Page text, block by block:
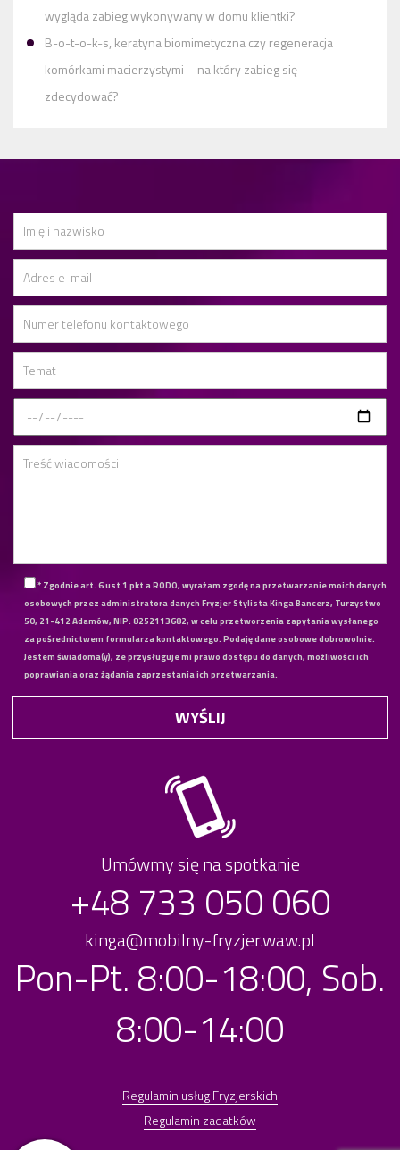
wygląda zabieg wykonywany w domu klientki?
B-o-t-o-k-s, keratyna biomimetyczna czy regeneracja
komórkami macierzystymi – na który zabieg się
zdecydować?
* Zgodnie art. 6 ust 1 pkt a RODO, wyrażam zgodę na przetwarzanie moich danych
osobowych przez administratora danych Fryzjer Stylista Kinga Bancerz, Turzystwo
50, 21-412 Adamów, NIP: 8252113682, w celu przetworzenia zapytania wysłanego
za pośrednictwem formularza kontaktowego. Podaję dane osobowe dobrowolnie.
Jestem świadoma(y), ze przysługuje mi prawo dostępu do danych, możliwości ich
poprawiania oraz żądania zaprzestania ich przetwarzania.
Umówmy się na spotkanie
+48 733 050 060
kinga@mobilny-fryzjer.waw.pl
Pon-Pt. 8:00-18:00, Sob.
8:00-14:00
Regulamin usług Fryzjerskich
Regulamin zadatków